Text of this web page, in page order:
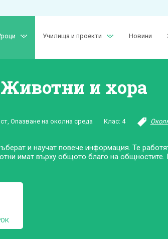
Училища и проекти Новини
Животни и хора
, Опазване на околна среда Клас: 4
и научат повече информация. Те
имат върху общото благо на